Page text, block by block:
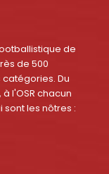
de
de 500
Du
l'OSR chacun
les nôtres :